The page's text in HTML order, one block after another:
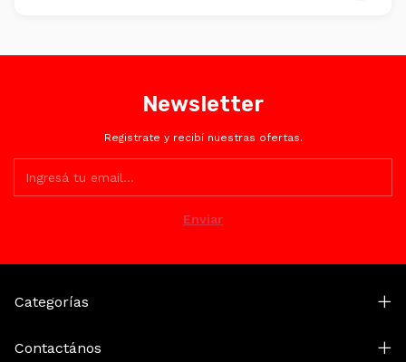
Newsletter
Registrate y recibí nuestras ofertas.
Categorías
Contactános